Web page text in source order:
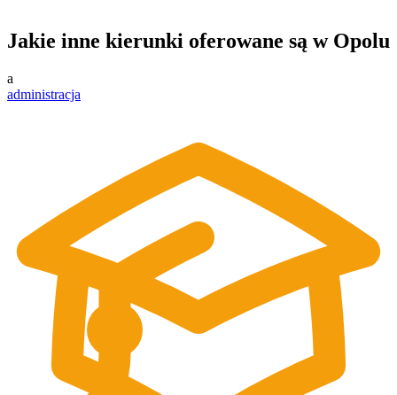
Jakie inne kierunki oferowane są w Opolu
a
administracja